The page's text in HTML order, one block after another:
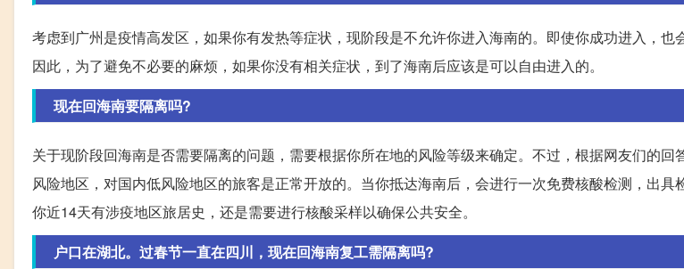
考虑到广州是疫情高发区，如果你有发热等症状，现阶段是不允许你进入海南的。即使你成功进入，也
因此，为了避免不必要的麻烦，如果你没有相关症状，到了海南后应该是可以自由进入的。
现在回海南要隔离吗?
关于现阶段回海南是否需要隔离的问题，需要根据你所在地的风险等级来确定。不过，根据网友们的回
风险地区，对国内低风险地区的旅客是正常开放的。当你抵达海南后，会进行一次免费核酸检测，出具
你近14天有涉疫地区旅居史，还是需要进行核酸采样以确保公共安全。
户口在湖北。过春节一直在四川，现在回海南复工需隔离吗?